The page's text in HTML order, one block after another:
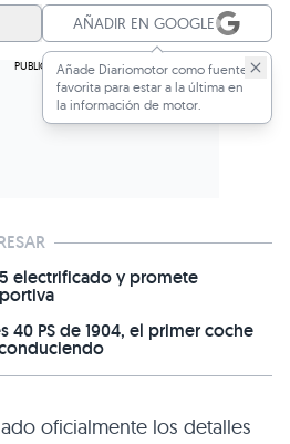
AÑADIR EN GOOGLE
Añade Diariomotor como fuente
favorita para estar a la última en
la información de motor.
electrificado y promete
40 PS de 1904, el primer coche
oficialmente los detalles